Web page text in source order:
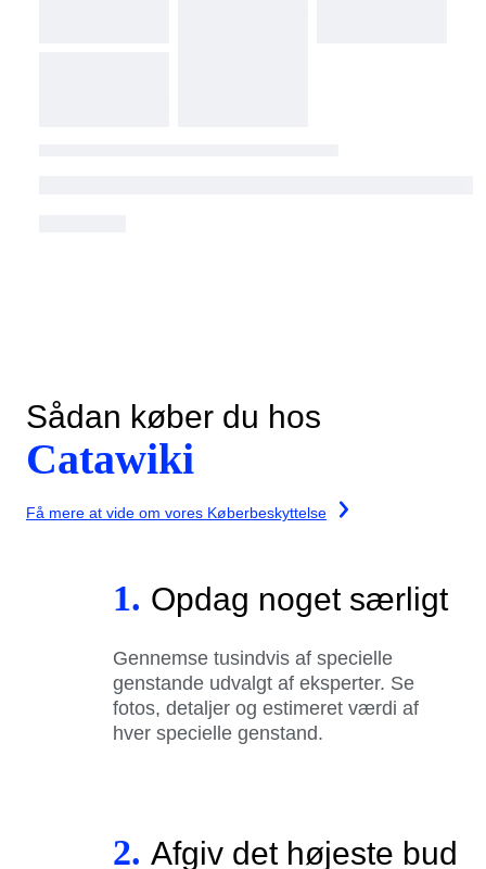
Sådan køber du hos
Catawiki
Få mere at vide om vores Køberbeskyttelse
1. Opdag noget særligt
Gennemse tusindvis af specielle
genstande udvalgt af eksperter. Se
fotos, detaljer og estimeret værdi af
hver specielle genstand.
2. Afgiv det højeste bud